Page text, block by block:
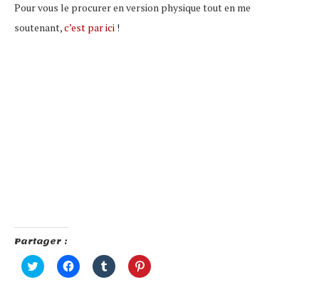
Pour vous le procurer en version physique tout en me
soutenant,c’est par ici !
Partager :
Cliquez
pour
Cliquez
pour
Cliquez
pour
Cliquez
pour